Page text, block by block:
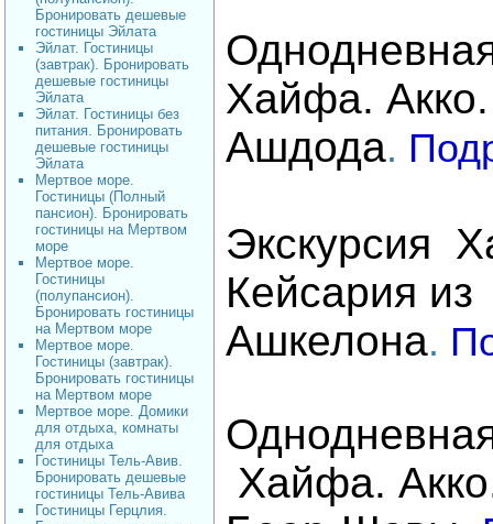
Бронировать дешевые
гостиницы Эйлата
Эйлат. Гостиницы
(завтрак). Бронировать
дешевые гостиницы
Эйлата
Эйлат. Гостиницы без
питания. Бронировать
дешевые гостиницы
Эйлата
Мертвое море.
Гостиницы (Полный
пансион). Бронировать
гостиницы на Мертвом
море
Мертвое море.
Гостиницы
(полупансион).
Бронировать гостиницы
на Мертвом море
Мертвое море.
Гостиницы (завтрак).
Бронировать гостиницы
на Мертвом море
Мертвое море. Домики
для отдыха, комнаты
для отдыха
Гостиницы Тель-Авив.
Бронировать дешевые
гостиницы Тель-Авива
Гостиницы Герцлия.
Хайфа.
Ашдода.
Экскурсия
Кейсария из
Ашкелона.
Хайфа.